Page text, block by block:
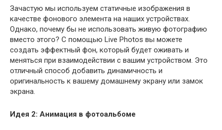
Зачастую мы используем статичные изображения в
качестве фонового элемента на наших устройствах.
Однако, почему бы не использовать живую фотографию
вместо этого? С помощью Live Photos вы можете
создать эффектный фон, который будет оживать и
меняться при взаимодействии с вашим устройством. Это
отличный способ добавить динамичность и
оригинальность к вашему домашнему экрану или замок
экрана.
Идея 2: Анимация в фотоальбоме